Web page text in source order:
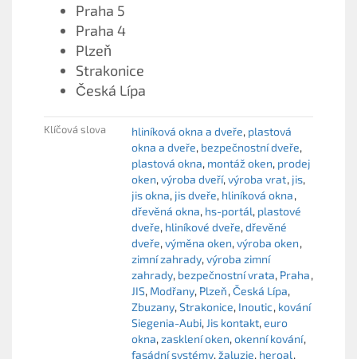
Praha 5
Praha 4
Plzeň
Strakonice
Česká Lípa
Klíčová slova hliníková okna a dveře plastová
okna a dveře bezpečnostní dveře
plastová okna montáž oken prodej
oken výroba dveří výroba vrat jis
jis okna jis dveře hliníková okna
dřevěná okna hs-portál plastové
dveře hliníkové dveře dřevěné
dveře výměna oken výroba oken
zimní zahrady výroba zimní
zahrady bezpečnostní vrata Praha
JIS Modřany Plzeň Česká Lípa
Zbuzany Strakonice Inoutic kování
Siegenia-Aubi Jis kontakt euro
okna zasklení oken okenní kování
fasádní systémy žaluzie heroal